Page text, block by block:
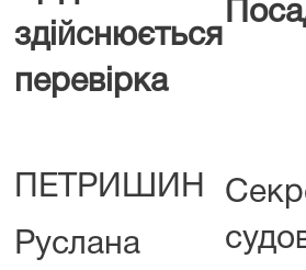
здійснюється
перевірка
ПЕТРИШИН
Руслана